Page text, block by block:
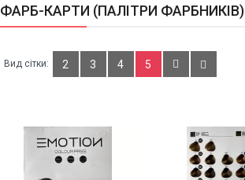
ФАРБ-КАРТИ (ПАЛІТРИ ФАРБНИКІВ)
Вид сітки: 2 3 4 5